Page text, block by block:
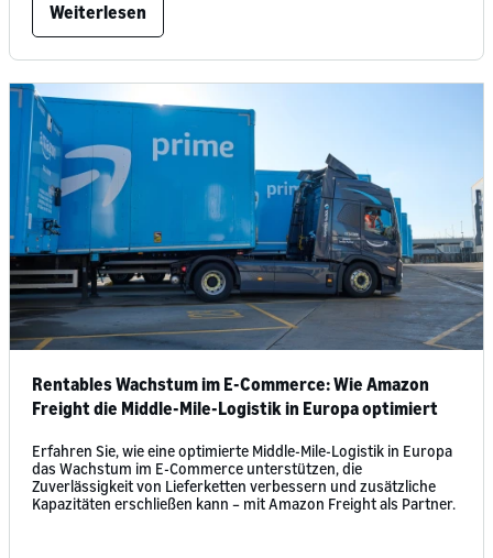
Weiterlesen
Rentables Wachstum im E-Commerce: Wie Amazon
Freight die Middle-Mile-Logistik in Europa optimiert
Erfahren Sie, wie eine optimierte Middle-Mile-Logistik in Europa
das Wachstum im E-Commerce unterstützen, die
Zuverlässigkeit von Lieferketten verbessern und zusätzliche
Kapazitäten erschließen kann – mit Amazon Freight als Partner.